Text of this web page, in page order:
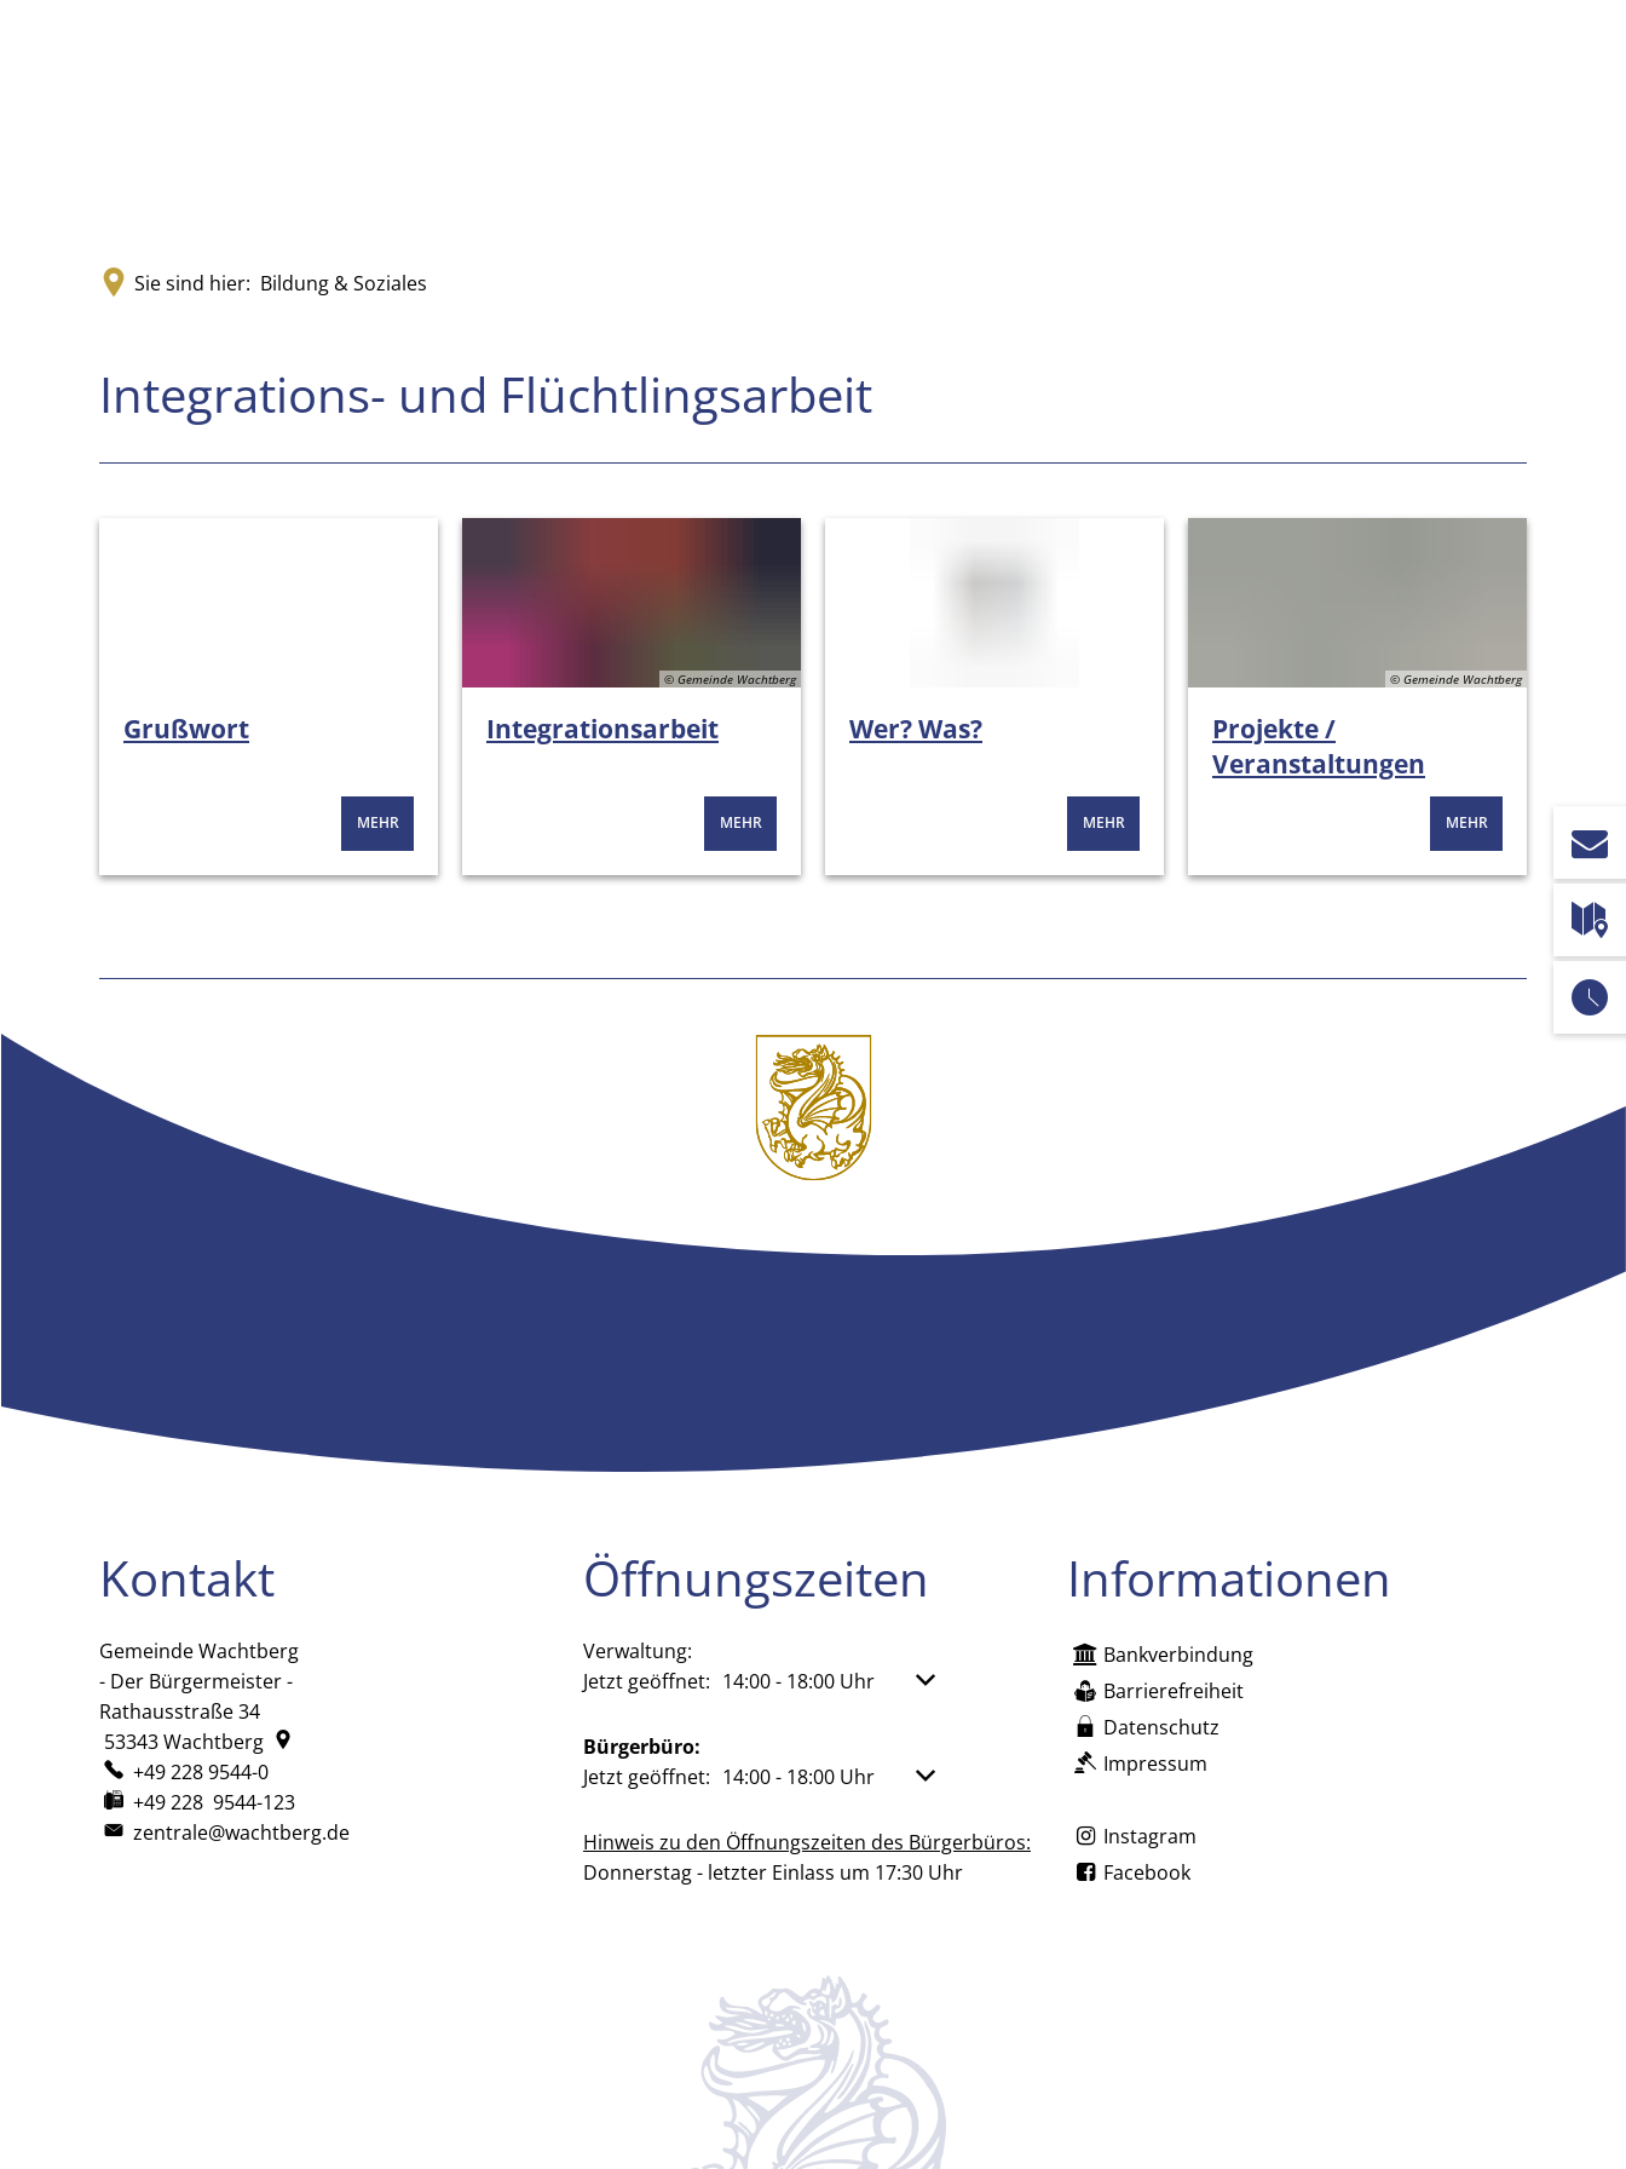
Sie sind hier: Bildung & Soziales
Integrations-
Flüchtlingsarbeit
Integrations- und Flüchtlingsarbeit
Grußwort
MEHR
© Gemeinde Wachtberg
Integrationsarbeit
MEHR
Wer? Was?
MEHR
© Gemeinde Wachtberg
Projekte /
Veranstaltungen
MEHR
Kontakt
Gemeinde Wachtberg
- Der Bürgermeister -
Rathausstraße 34
53343Wachtberg
+49 228 9544-0
+49 228 9544-123
zentrale@wachtberg.de
Öffnungszeiten
Verwaltung:
Klicken, um weitere Öffnungs- oder Schließzeiten auszublenden
Jetzt geöffnet: 14:00- 18:00 Uhr Von 14:00 bis 18:00 Uhr
Bürgerbüro:
Klicken, um weitere Öffnungs- oder Schließzeiten auszublenden
Jetzt geöffnet: 14:00- 18:00 Uhr Von 14:00 bis 18:00 Uhr
Hinweis zu den Öffnungszeiten des Bürgerbüros:
Donnerstag - letzter Einlass um 17:30 Uhr
Informationen
Bankverbindung
Barrierefreiheit
Datenschutz
Impressum
Instagram
Facebook